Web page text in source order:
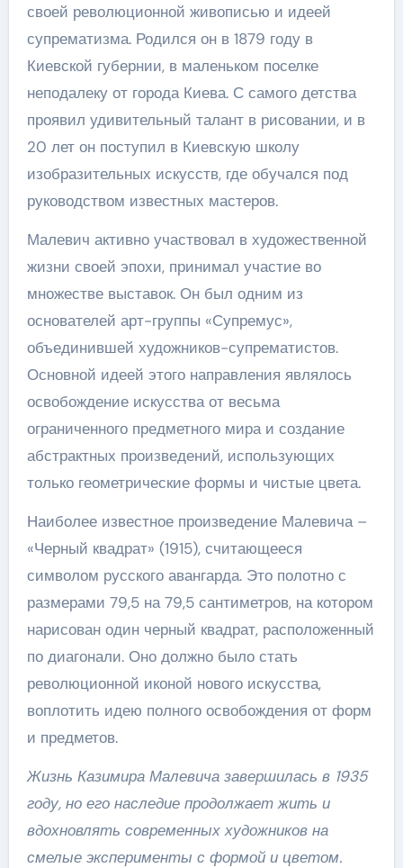
своей революционной живописью и идеей
супрематизма. Родился он в 1879 году в
Киевской губернии, в маленьком поселке
неподалеку от города Киева. С самого детства
проявил удивительный талант в рисовании, и в
20 лет он поступил в Киевскую школу
изобразительных искусств, где обучался под
руководством известных мастеров.
Малевич активно участвовал в художественной
жизни своей эпохи, принимал участие во
множестве выставок. Он был одним из
основателей арт-группы «Супремус»,
объединившей художников-супрематистов.
Основной идеей этого направления являлось
освобождение искусства от весьма
ограниченного предметного мира и создание
абстрактных произведений, использующих
только геометрические формы и чистые цвета.
Наиболее известное произведение Малевича –
«Черный квадрат» (1915), считающееся
символом русского авангарда. Это полотно с
размерами 79,5 на 79,5 сантиметров, на котором
нарисован один черный квадрат, расположенный
по диагонали. Оно должно было стать
революционной иконой нового искусства,
воплотить идею полного освобождения от форм
и предметов.
Жизнь Казимира Малевича завершилась в 1935
году, но его наследие продолжает жить и
вдохновлять современных художников на
смелые эксперименты с формой и цветом.